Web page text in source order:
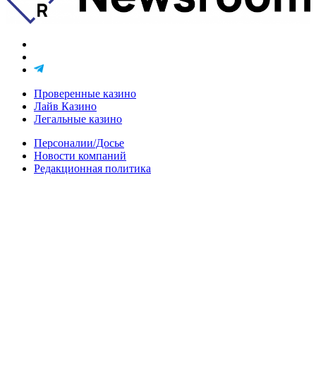
Проверенные казино
Лайв Казино
Легальные казино
Персоналии/Досье
Новости компаний
Редакционная политика